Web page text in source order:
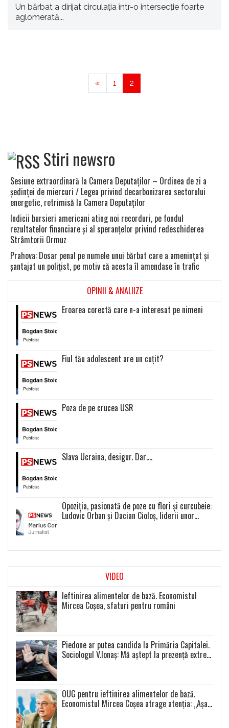
Un bărbat a dirijat circulația într-o intersecție foarte
aglomerată...
« 1 2
Stiri newsro
Sesiune extraordinară la Camera Deputaţilor – Ordinea de zi a
şedinţei de miercuri / Legea privind decarbonizarea sectorului
energetic, retrimisă la Camera Deputaţilor
Indicii bursieri americani ating noi recorduri, pe fondul
rezultatelor financiare şi al speranţelor privind redeschiderea
Strâmtorii Ormuz
Prahova: Dosar penal pe numele unui bărbat care a ameninţat şi
şantajat un poliţist, pe motiv că acesta îl amendase în trafic
OPINII & ANALIIZE
Eroarea corectă care n-a interesat pe nimeni
Fiul tău adolescent are un cuțit?
Poza de pe crucea USR
Slava Ucraina, desigur. Dar….
Opoziția, pasionată de poze cu flori și curcubeie:
Ludovic Orban și Dacian Cioloș, liderii unor
VIDEO
Ieftinirea alimentelor de bază. Economistul
Mircea Coșea, sfaturi pentru români
Piedone ar putea candida la Primăria Capitalei.
Sociologul V.Ionaș: Mă aștept la prezență extrem
OUG pentru ieftinirea alimentelor de bază.
Economistul Mircea Coșea atrage atenția: „Așa